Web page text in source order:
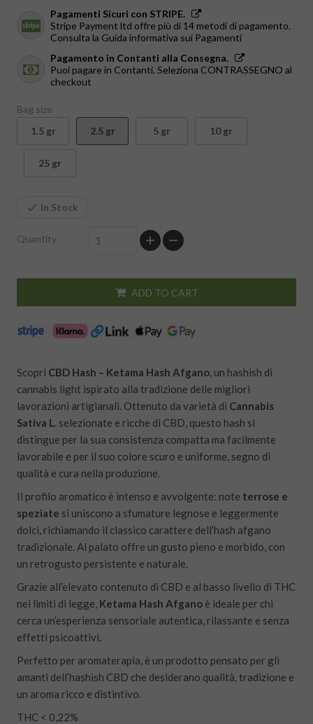
Pagamenti Sicuri con STRIPE.
Stripe Payment ltd offre più di 14 metodi di pagamento.
Consulta la Guida informativa sui Pagamenti
Pagamento in Contanti alla Consegna.
Puoi pagare in Contanti. Seleziona CONTRASSEGNO al
checkout
Bag size
1.5 gr
2.5 gr 5 gr 10 gr
25 gr
In Stock
Quantity
ADD TO CART
Scopri CBD Hash – Ketama Hash Afgano , un hashish di
cannabis light ispirato alla tradizione delle migliori
lavorazioni artigianali. Ottenuto da varietà di Cannabis
Sativa L.
selezionate e ricche di CBD, questo hash si
distingue per la sua consistenza compatta ma facilmente
lavorabile e per il suo colore scuro e uniforme, segno di
qualità e cura nella produzione.
Il profilo aromatico è intenso e avvolgente: note terrose e
speziate si uniscono a sfumature legnose e leggermente
dolci, richiamando il classico carattere dell’hash afgano
tradizionale. Al palato offre un gusto pieno e morbido, con
un retrogusto persistente e naturale.
Grazie all’elevato contenuto di CBD e al basso livello di THC
nei limiti di legge, Ketama Hash Afgano è ideale per chi
cerca un’esperienza sensoriale autentica, rilassante e senza
effetti psicoattivi.
Perfetto per aromaterapia, è un prodotto pensato per gli
amanti dell’hashish CBD che desiderano qualità, tradizione e
un aroma ricco e distintivo.
THC < 0,22%